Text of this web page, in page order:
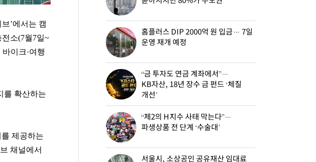
’에서는 캠
소(7월7일~
이크·여행
를 확산하는
제공하는
채널에서
홈플러스 DIP 2000억 원 입금… 7일
운영 재개 예정
“금 투자도 연금 계좌에서”…
KB자산, 18년 장수 금 펀드 ‘체질
개선’
“제2의 H지수 사태 막는다”…
파생상품 전 단계 ‘수술대’
서울시, 소상공인 공유재산 임대료